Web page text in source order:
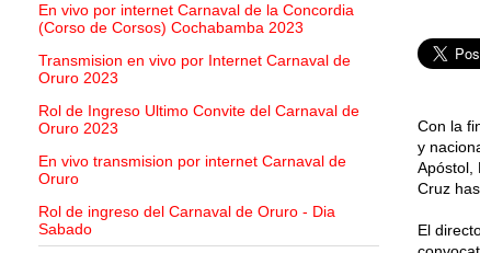
Con la
y
Apóstol,
Cruz
El
En vivo por internet Carnaval de la Concordia
(Corso de Corsos) Cochabamba 2023
Transmision en vivo por Internet Carnaval de
Oruro 2023
Rol de Ingreso Ultimo Convite del Carnaval de
Oruro 2023
En vivo transmision por internet Carnaval de
Oruro
Rol de ingreso del Carnaval de Oruro - Dia
Sabado